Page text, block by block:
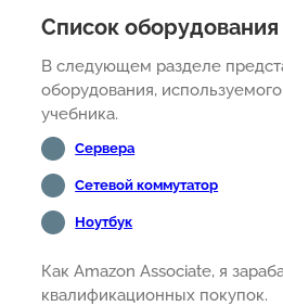
Список оборудования
В следующем разделе
оборудования,
учебника.
Сервера
Сетевой коммутатор
Ноутбук
Как Amazon Associate, я
квалификационных покупок.